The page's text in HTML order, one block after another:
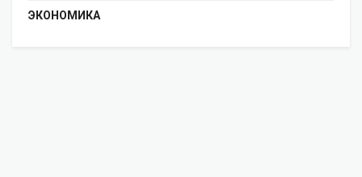
ЭКОНОМИКА